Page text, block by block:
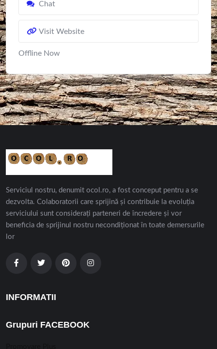
Chat
Visit Website
Offline Now
Serviciul nostru, denumit ocol.ro, a fost conceput pentru a se
dezvolta. Colaboratorii care sprijină și contribuie la evoluția
serviciului sunt considerați parteneri de încredere și vor
beneficia de sprijinul nostru necondiționat în toate demersurile
lor
INFORMATII
Grupuri FACEBOOK